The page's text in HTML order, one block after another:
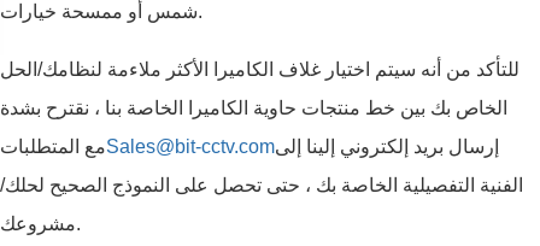
شمس أو ممسحة خيارات.
للتأكد من أنه سيتم اختيار غلاف الكاميرا الأكثر ملاءمة لنظامك/الحل
الخاص بك بين خط منتجات حاوية الكاميرا الخاصة بنا ، نقترح بشدة
إرسال بريد إلكتروني إلينا إلىSales@bit-cctv.comمع المتطلبات
الفنية التفصيلية الخاصة بك ، حتى تحصل على النموذج الصحيح لحلك/
مشروعك.